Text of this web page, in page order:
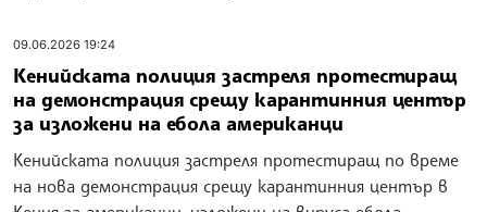
09.06.2026 19:24
Кенийската полиция застреля протестиращ
на демонстрация срещу карантинния център
за изложени на ебола американци
Кенийската полиция застреля протестиращ по време
на нова демонстрация срещу карантинния център в